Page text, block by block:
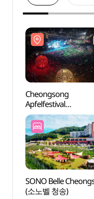
Cheongsong
Apfelfestival
(청송사과축제)
SONO Belle
(소노벨 청송)